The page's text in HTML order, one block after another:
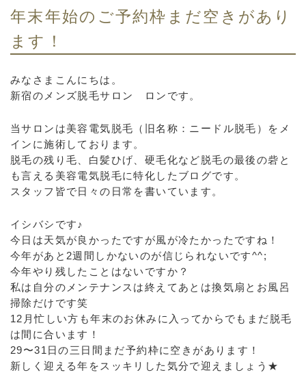
年末年始のご予約枠まだ空きがあり
ます！
みなさまこんにちは。
新宿のメンズ脱毛サロン ロンです。
当サロンは美容電気脱毛（旧名称：ニードル脱毛）をメ
インに施術しております。
脱毛の残り毛、白髪ひげ、硬毛化など脱毛の最後の砦と
も言える美容電気脱毛に特化したブログです。
スタッフ皆で日々の日常を書いています。
イシバシです♪
今日は天気が良かったですが風が冷たかったですね！
今年があと2週間しかないのが信じられないです^^;
今年やり残したことはないですか？
私は自分のメンテナンスは終えてあとは換気扇とお風呂
掃除だけです笑
12月忙しい方も年末のお休みに入ってからでもまだ脱毛
は間に合います！
29〜31日の三日間まだ予約枠に空きがあります！
新しく迎える年をスッキリした気分で迎えましょう★